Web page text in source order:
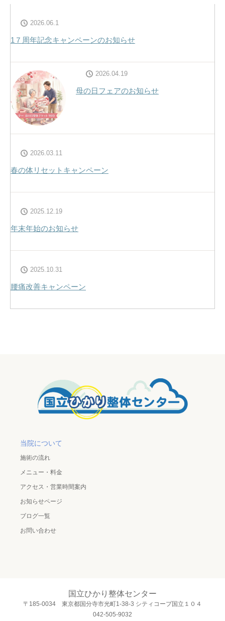
2026.06.1
1７周年記念キャンペーンのお知らせ
2026.04.19
母の日フェアのお知らせ
2026.03.11
春の体リセットキャンペーン
2025.12.19
年末年始のお知らせ
2025.10.31
腰痛改善キャンペーン
当院について
施術の流れ
メニュー・料金
アクセス・営業時間案内
お知らせページ
ブログ一覧
お問い合わせ
国立ひかり整体センター
〒185-0034 東京都国分寺市光町1-38-3 シティコープ国立１０４
042-505-9032